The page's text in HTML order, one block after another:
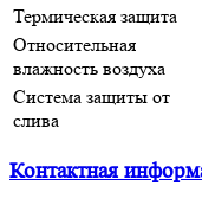
Термическая защита
Относительная
влажность воздуха
Система защиты от
слива
Контактная